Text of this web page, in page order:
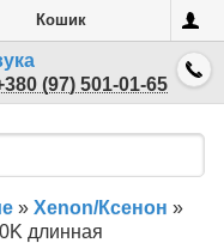
Кошик
(97) 501-01-65
» Xenon/Ксенон »
длинная